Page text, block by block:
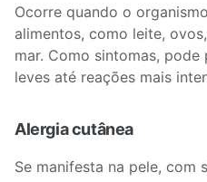
Ocorre quando o
alimentos, como leite,
mar. Como sintomas,
leves até reações mais
Alergia cutânea
Se manifesta na pele, com